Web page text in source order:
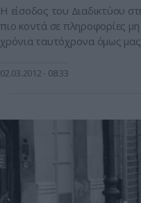
Η είσοδος του Διαδικτύου
πιο κοντά σε πληροφορίες
χρόνια ταυτόχρονα όμως
τους ειδικούς με πολλή
02.03.2012 08:33